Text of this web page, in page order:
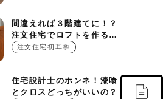
間違えれば３階建てに！？
注文住宅でロフトを作る基
本的ルール
注文住宅初耳学
住宅設計士のホンネ！漆喰
とクロスどっちがいいの？